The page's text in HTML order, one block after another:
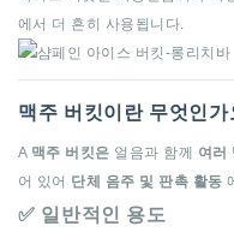
에서 더 흔히 사용됩니다.
맥주 버킷이란 무엇인가
A 맥주 버킷은 얼음과 함께 여러
어 있어 단체 음주 및 판촉 활동
✅ 일반적인 용도